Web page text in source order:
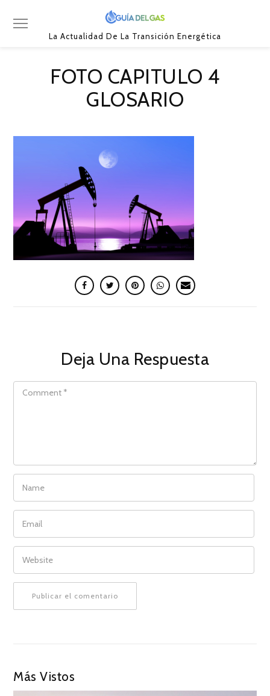
La Actualidad De La Transición Energética
FOTO CAPITULO 4
GLOSARIO
Deja Una Respuesta
COMMENT
NAME
EMAIL
WEBSITE
Más Vistos